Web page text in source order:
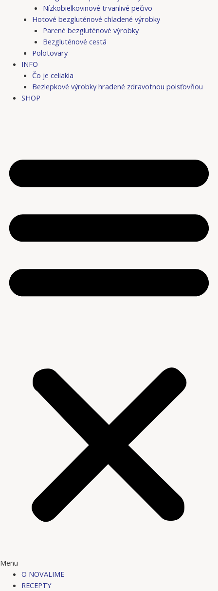
Nízkobielkovinové trvanlivé pečivo
Hotové bezgluténové chladené výrobky
Parené bezgluténové výrobky
Bezgluténové cestá
Polotovary
INFO
Čo je celiakia
Bezlepkové výrobky hradené zdravotnou poisťovňou
SHOP
Menu
O NOVALIME
RECEPTY